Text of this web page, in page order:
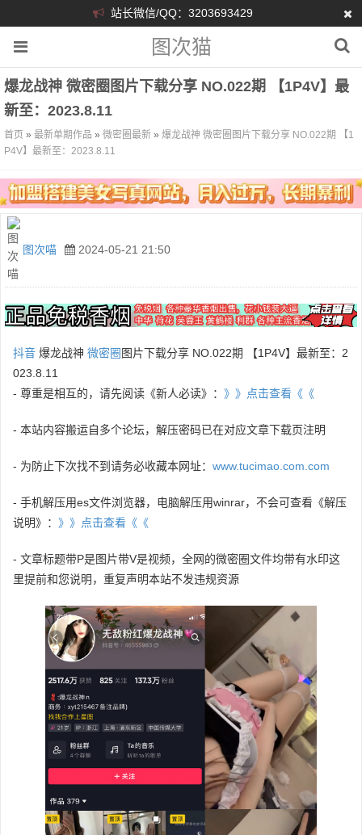
站长微信/QQ：3203693429
图次猫
爆龙战神 微密圈图片下载分享 NO.022期 【1P4V】最
新至：2023.8.11
首页 » 最新单期作品 » 微密圈最新 » 爆龙战神 微密圈图片下载分享 NO.022期 【1
P4V】最新至：2023.8.11
图次喵 2024-05-21 21:50
抖音 爆龙战神 微密圈 图片下载分享 NO.022期 【1P4V】最新至：2
023.8.11
- 尊重是相互的，请先阅读《新人必读》： 》》点击查看《《
- 本站内容搬运自多个论坛，解压密码已在对应文章下载页注明
- 为防止下次找不到请务必收藏本网址： www.tucimao.com.com
- 手机解压用es文件浏览器，电脑解压用winrar，不会可查看《解压
说明》： 》》点击查看《《
- 文章标题带P是图片带V是视频，全网的微密圈文件均带有水印这
里提前和您说明，重复声明本站不发违规资源